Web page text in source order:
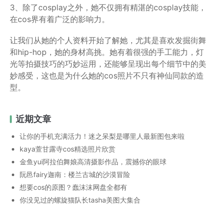
3、除了cosplay之外，她不仅拥有精湛的cosplay技能，
在cos界有着广泛的影响力。
让我们从她的个人资料开始了解她，尤其是喜欢发掘街舞
和hip-hop，她的身材高挑。她有着很强的手工能力，灯
光等拍摄技巧的巧妙运用，还能够呈现出每个细节中的美
妙感受，这也是为什么她的cos照片不只有神仙同款的造
型。
近期文章
让你的手机充满活力！迷之呆梨是哪里人最新图包来啦
kaya萱甘露寺cos精选照片欣赏
金鱼yui阿拉伯舞娘高清摄影作品，震撼你的眼球
阮邑fairy迦南：楼兰古城的沙漠冒险
想要cos的原图？蠢沫沫网盘全都有
你没见过的螺旋猫队长tasha美图大集合